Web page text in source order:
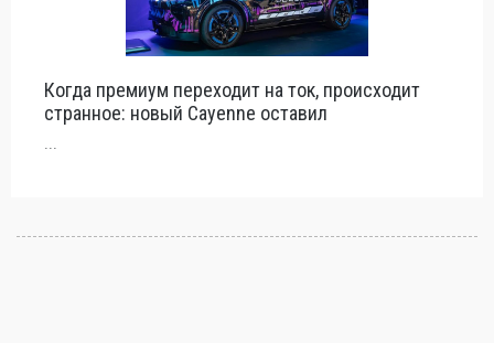
Когда премиум переходит на ток, происходит
странное: новый Cayenne оставил
...